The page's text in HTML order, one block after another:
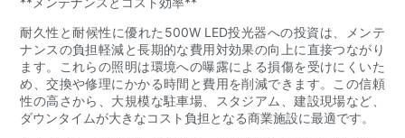
耐久性と耐候性に優れた500W LED投光器への投資は、メンテ
ナンスの負担軽減と長期的な費用対効果の向上に直接つながり
ます。これらの照明は環境への曝露による損傷を受けにくいた
め、交換や修理にかかる時間と費用を削減できます。この信頼
性の高さから、大規模な駐車場、スタジアム、建設現場など、
ダウンタイムが大きなコスト負担となる商業施設に最適です。